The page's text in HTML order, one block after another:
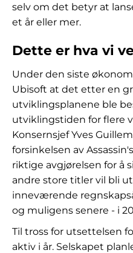
selv om det betyr at
et år eller mer.
Dette er hva vi
Under den siste
Ubisoft at det etter en
utviklingsplanene ble
utviklingstiden for flere
Konsernsjef Yves
forsinkelsen av
riktige avgjørelsen for å
andre store titler vil bli
inneværende
og muligens senere - i
Til tross for utsettelsen
aktiv i år. Selskapet